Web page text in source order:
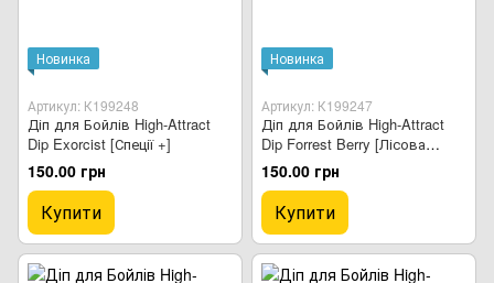
Новинка
Артикул: К199248
Діп для Бойлів High-Attract
Dip Exorcist [Спеції +]
150.00 грн
Купити
Новинка
Артикул: К199247
Діп для Бойлів High-Attract
Dip Forrest Berry [Лісова
Ягода]
150.00 грн
Купити